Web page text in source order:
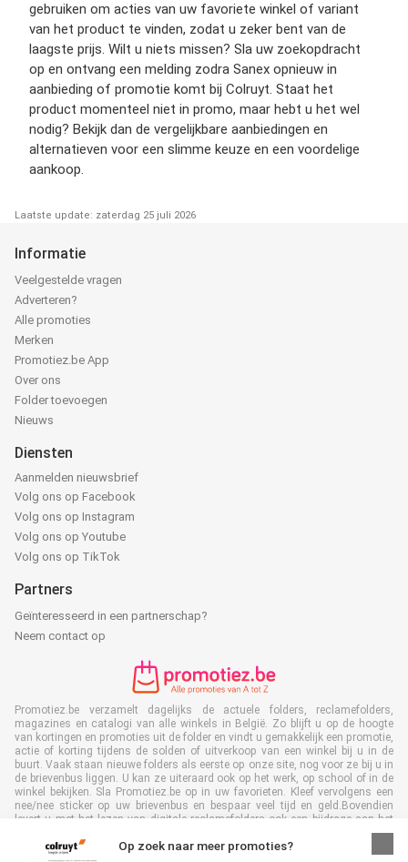
gebruiken om acties van uw favoriete winkel of variant
van het product te vinden, zodat u zeker bent van de
laagste prijs. Wilt u niets missen? Sla uw zoekopdracht
op en ontvang een melding zodra Sanex opnieuw in
aanbieding of promotie komt bij Colruyt. Staat het
product momenteel niet in promo, maar hebt u het wel
nodig? Bekijk dan de vergelijkbare aanbiedingen en
alternatieven voor een slimme keuze en een voordelige
aankoop.
Laatste update: zaterdag 25 juli 2026
Op zoek naar meer promoties?
Informatie
Veelgestelde vragen
Adverteren?
Alle promoties
Merken
Promotiez.be App
Over ons
Folder toevoegen
Nieuws
Diensten
Aanmelden nieuwsbrief
Volg ons op Facebook
Volg ons op Instagram
Volg ons op Youtube
Volg ons op TikTok
Partners
Geïnteresseerd in een partnerschap?
Neem contact op
Promotiez.be verzamelt dagelijks de actuele folders, reclamefolders,
magazines en catalogi van alle winkels in België. Zo blijft u op de hoogte
van kortingen en promoties uit de folder en vindt u gemakkelijk een promotie,
actie of korting tijdens de solden of uitverkoop van een winkel bij u in de
buurt. Vaak staan nieuwe folders als eerste op onze site, nog voor ze bij u in
de brievenbus liggen. U kan ze uiteraard ook op het werk, op school of in de
winkel bekijken. Sla Promotiez.be op in uw favorieten. Kleef vervolgens een
nee/nee sticker op uw brievenbus en bespaar veel tijd en geld.Bovendien
levert u met het lezen van digitale reclamefolders ook een bijdrage aan het